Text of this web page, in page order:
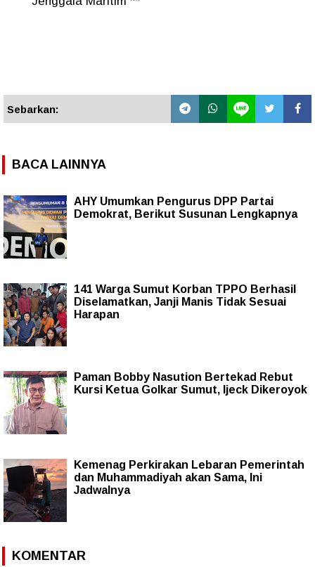
Sebarkan:
BACA LAINNYA
AHY Umumkan Pengurus DPP Partai
Demokrat, Berikut Susunan Lengkapnya
141 Warga Sumut Korban TPPO Berhasil
Diselamatkan, Janji Manis Tidak Sesuai
Harapan
Paman Bobby Nasution Bertekad Rebut
Kursi Ketua Golkar Sumut, Ijeck Dikeroyok
Kemenag Perkirakan Lebaran Pemerintah
dan Muhammadiyah akan Sama, Ini
Jadwalnya
KOMENTAR